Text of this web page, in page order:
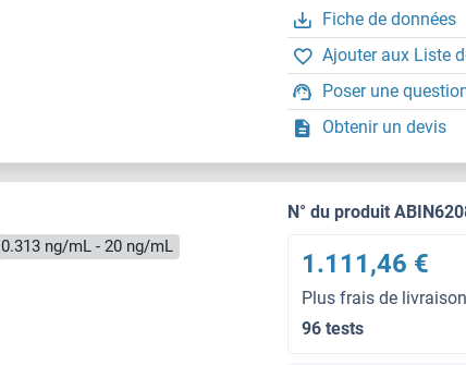
Fiche de données
Ajouter aux Liste
Poser une
Obtenir un devis
0.313 ng/mL - 20 ng/mL
N° du produit
1.111,46 €
Plus frais de
96 tests